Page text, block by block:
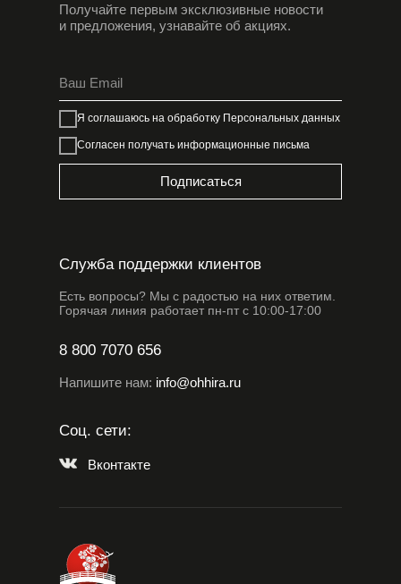
Получайте первым эксклюзивные новости
и предложения, узнавайте об акциях.
Служба поддержки клиентов
Соц. сети:
Вконтакте
8 800 7070 656
Напишите нам: info@ohhira.ru
Есть вопросы? Мы с радостью на них ответим.
Горячая линия работает пн-пт с 10:00-17:00
Я соглашаюсь на обработку Персональных данных
Согласен получать информационные письма
Подписаться